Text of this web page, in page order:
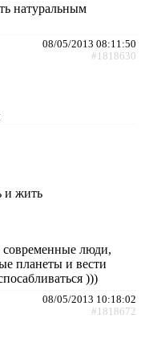
натуральным
08/05/2013 08:11:50
#1818630
и жить
люди,
планеты и вести
)))
08/05/2013 10:18:02
#1818672